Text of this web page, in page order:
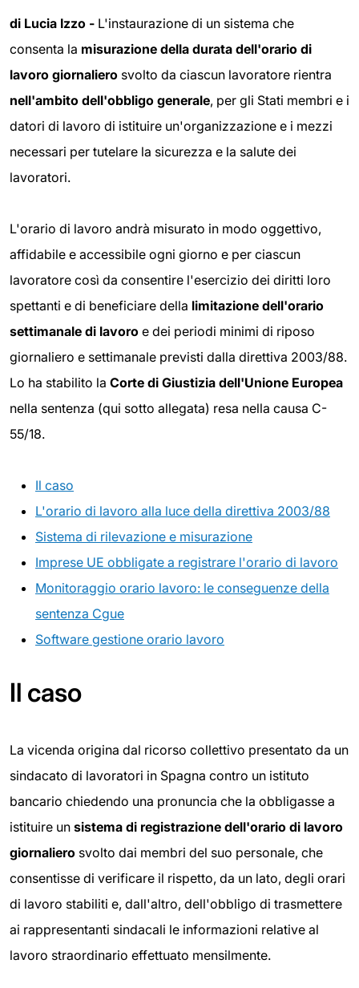
di Lucia Izzo - L'instaurazione di un sistema che
consenta la misurazione della durata dell'orario di
lavoro giornaliero svolto da ciascun lavoratore rientra
nell'ambito dell'obbligo generale, per gli Stati membri e i
datori di lavoro di istituire un'organizzazione e i mezzi
necessari per tutelare la sicurezza e la salute dei
lavoratori.
L'orario di lavoro andrà misurato in modo oggettivo,
affidabile e accessibile ogni giorno e per ciascun
lavoratore così da consentire l'esercizio dei diritti loro
spettanti e di beneficiare della limitazione dell'orario
settimanale di lavoro e dei periodi minimi di riposo
giornaliero e settimanale previsti dalla direttiva 2003/88.
Lo ha stabilito la Corte di Giustizia dell'Unione Europea
nella sentenza (qui sotto allegata) resa nella causa C-
55/18.
Il caso
L'orario di lavoro alla luce della direttiva 2003/88
Sistema di rilevazione e misurazione
Imprese UE obbligate a registrare l'orario di lavoro
Monitoraggio orario lavoro: le conseguenze della
sentenza Cgue
Software gestione orario lavoro
Il caso
La vicenda origina dal ricorso collettivo presentato da un
sindacato di lavoratori in Spagna contro un istituto
bancario chiedendo una pronuncia che la obbligasse a
istituire un sistema di registrazione dell'orario di lavoro
giornaliero svolto dai membri del suo personale, che
consentisse di verificare il rispetto, da un lato, degli orari
di lavoro stabiliti e, dall'altro, dell'obbligo di trasmettere
ai rappresentanti sindacali le informazioni relative al
lavoro straordinario effettuato mensilmente.